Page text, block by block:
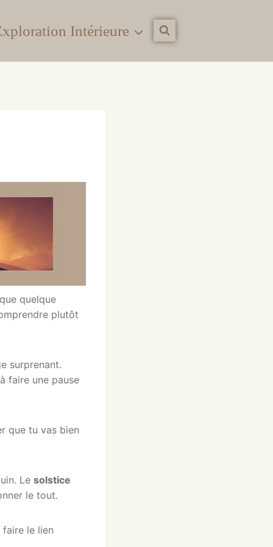
Intérieure
quelque
plutôt
surprenant.
faire une pause
que tu vas bien
Le solstice
le tout.
faire le lien